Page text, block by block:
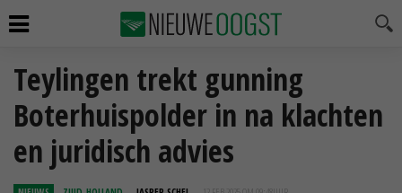
Teylingen trekt gunning
Boterhuispolder in na klachten
en juridisch advies